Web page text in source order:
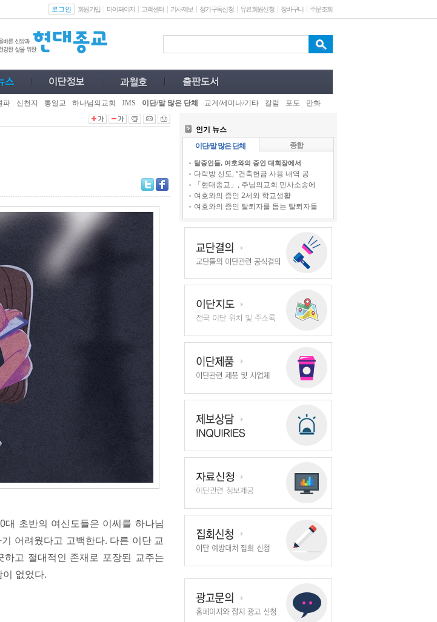
로그인 회원가입 마이페이지 고객센터 기사제보 정기구독신청 유료회원신청 장바구니 주문조회
파 신천지 통일교 하나님의교회 JMS 이단/말 많은 단체 교계/세미나/기타 칼럼 포토 만화
초반의 여신도들은 이씨를 하나님
어려웠다고 고백한다. 다른 이단 교
고 절대적인 존재로 포장된 교주는
이 없었다.
인기 뉴스
이단/말 많은 단체
종합
탈증인들, 여호와의 증인 대회장에서
다락방 신도, “건축헌금 사용 내역 공
「현대종교」, 주님의교회 민사소송에
여호와의 증인 2세와 학교생활
여호와의 증인 탈퇴자를 돕는 탈퇴자들